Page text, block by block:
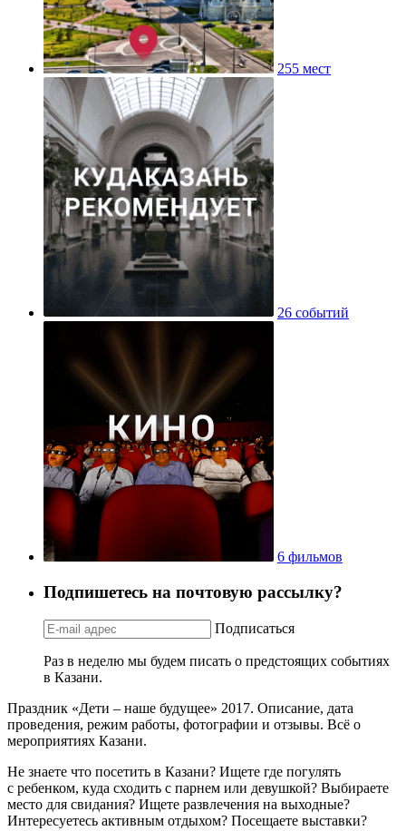
255 мест
26 событий
6 фильмов
Подпишетесь на почтовую рассылку?
Подписаться
Раз в неделю мы будем писать о предстоящих событиях
в Казани.
Праздник «Дети – наше будущее» 2017. Описание, дата
проведения, режим работы, фотографии и отзывы. Всё о
мероприятиях Казани.
Не знаете что посетить в Казани? Ищете где погулять
с ребенком, куда сходить с парнем или девушкой? Выбираете
место для свидания? Ищете развлечения на выходные?
Интересуетесь активным отдыхом? Посещаете выставки?